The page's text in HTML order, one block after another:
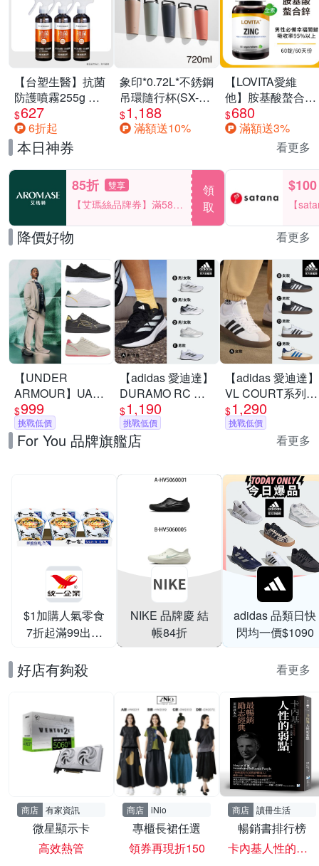
【台塑生醫】抗菌
防護噴霧255g 三
入組
$627
6折起
象印*0.72L*不銹鋼
吊環隨行杯(SX-
LA72H)
$1,188
滿額送10%
【LOVITA愛維
他】胺基酸螯合鋅
x2瓶30mg素食錠
(鋅錠)
$680
滿額送3%
本日神券 看更多
85折 雙享
【艾瑪絲品牌券】滿580
享85折！
領
取
$100
【
一件
降價好物 看更多
【UNDER
ARMOUR】UA
Tempo 運動休閒鞋
多款任選
$999
挑戰低價
【adidas 愛迪達】
DURAMO RC 跑
鞋 慢跑鞋 運動鞋
男鞋/女鞋 (多款任
選)
$1,190
挑戰低價
【adidas 愛迪達】
VL COURT系列
運動休閒鞋 男鞋/
女鞋 (多款任選)
$1,290
挑戰低價
For You 品牌旗艦店 看更多
$1加購人氣零食
7折起滿99出貨
NIKE 品牌慶 結
帳84折
adidas 品類日快
閃均一價$1090
好店有夠殺 看更多
商店 有家資訊
微星顯示卡
高效熱管
商店 iNio
專櫃長裙任選
領券再現折150
商店 讀冊生活
暢銷書排行榜
卡內基人性的弱點